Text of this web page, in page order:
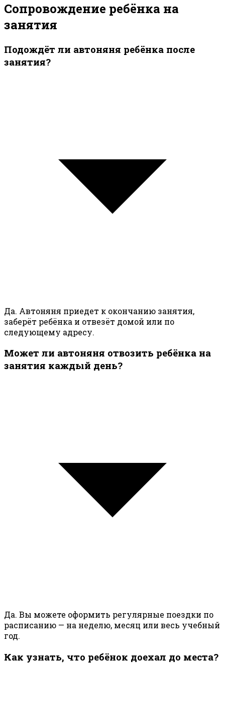
Сопровождение ребёнка на
занятия
Подождёт ли автоняня ребёнка после
занятия?
Да. Автоняня приедет к окончанию занятия,
заберёт ребёнка и отвезёт домой или по
следующему адресу.
Может ли автоняня отвозить ребёнка на
занятия каждый день?
Да. Вы можете оформить регулярные поездки по
расписанию — на неделю, месяц или весь учебный
год.
Как узнать, что ребёнок доехал до места?